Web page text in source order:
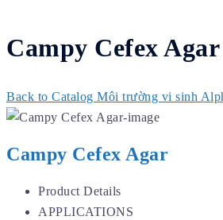
Campy Cefex Agar
Back to Catalog Môi trường vi sinh
Campy Cefex Agar
Product Details
APPLICATIONS